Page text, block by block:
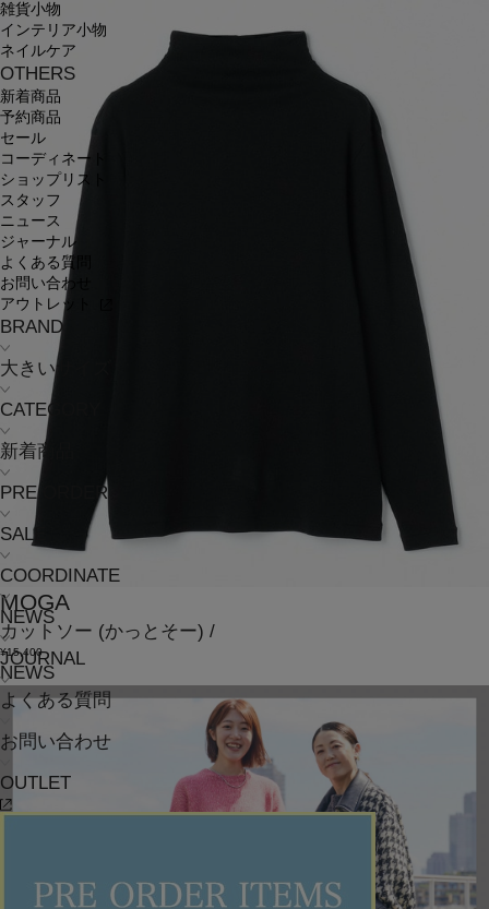
雑貨小物
インテリア小物
ネイルケア
OTHERS
新着商品
予約商品
セール
コーディネート
ショップリスト
スタッフ
ニュース
ジャーナル
よくある質問
お問い合わせ
アウトレット
BRAND
大きいサイズ
CATEGORY
新着商品
PRE ORDER
SALE
COORDINATE
NEWS
JOURNAL
よくある質問
お問い合わせ
OUTLET
MOGA
カットソー (かっとそー) /
¥15,400
NEWS